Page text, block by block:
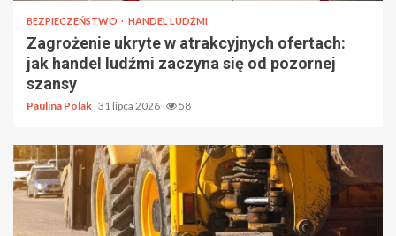
BEZPIECZEŃSTWO HANDEL LUDŹMI
Zagrożenie ukryte w atrakcyjnych ofertach:
jak handel ludźmi zaczyna się od pozornej
szansy
Paulina Polak 31 lipca 2026 58